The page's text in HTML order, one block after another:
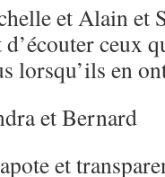
et Alain et
ceux
lorsqu’ils en
et Bernard
et